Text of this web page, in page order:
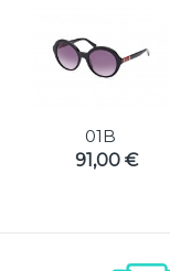
01B
91,00 €